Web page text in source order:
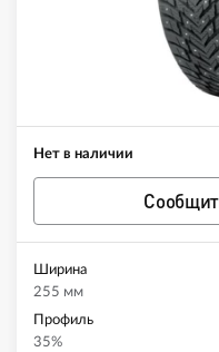
Нет в наличии
Ширина
255 мм
Профиль
35%